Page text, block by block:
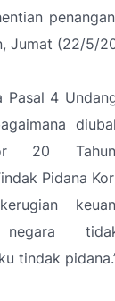
Jumat (22/5/
Pasal 4
20
Pidana
kerugian
negara
tindak